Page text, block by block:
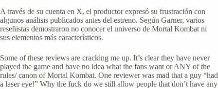
A través de su cuenta en X, el productor expresó su frustración con
algunos análisis publicados antes del estreno. Según Garner, varios
reseñistas demostraron no conocer el universo de Mortal Kombat ni
sus elementos más característicos.
Some of these reviews are cracking me up. It’s clear they have never
played the game and have no idea what the fans want or ANY of the
rules/ canon of Mortal Kombat. One reviewer was mad that a guy “had
a laser eye!” Why the fuck do we still allow people that don’t have any